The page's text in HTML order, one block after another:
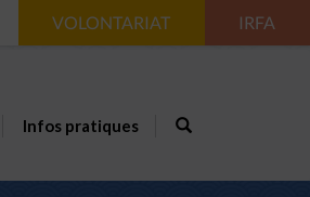
VOLONTARIAT IRFA
Infos pratiques